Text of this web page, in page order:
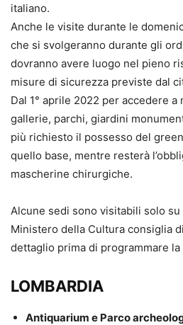
italiano.
Anche le visite durante le
che si svolgeranno durante gli
dovranno avere luogo nel pieno
misure di sicurezza previste dal
Dal 1° aprile 2022 per accedere a
gallerie, parchi, giardini
più richiesto il possesso del
quello base, mentre resterà
mascherine chirurgiche.
Alcune sedi sono visitabili solo
Ministero della Cultura consiglia
dettaglio prima di programmare la
LOMBARDIA
Antiquarium e Parco